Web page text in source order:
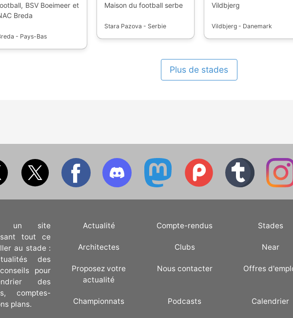
BSV Boeimeer et
Breda
- Pays-Bas
Maison du football serbe
Stara Pazova - Serbie
Vildbjerg
Vildbjerg - Danemark
Plus de stades
un site
tout ce
au stade :
des
pour
des
comptes-
plans.
Actualité Compte-rendus Stades
Architectes Clubs Near
Proposez votre
actualité
Nous contacter Offres
Championnats Podcasts Calendrier